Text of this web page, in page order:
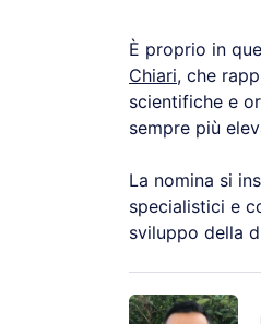
È proprio in
Chiari, che
scientifiche e
sempre più
La nomina si
specialistici e
sviluppo della